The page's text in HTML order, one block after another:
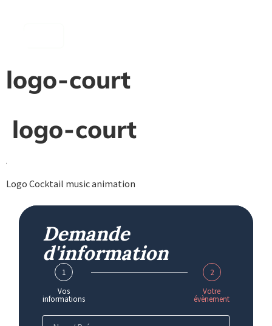
logo-court
logo-court
Logo Cocktail music animation
Demande
d'information
1
Vos
informations
2
Votre
évènement